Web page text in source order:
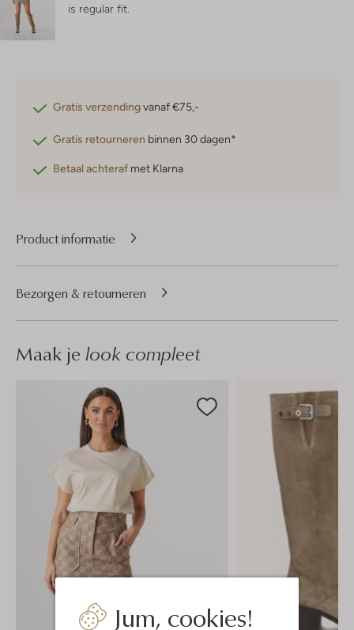
Jum, cookies!
is regular fit
Gratis verzendingvanaf €75,-
Gratis retourneren binnen 30 dagen*
Betaal achteraf met Klarna
Product informatie
Bezorgen & retourneren
Maak je look compleet